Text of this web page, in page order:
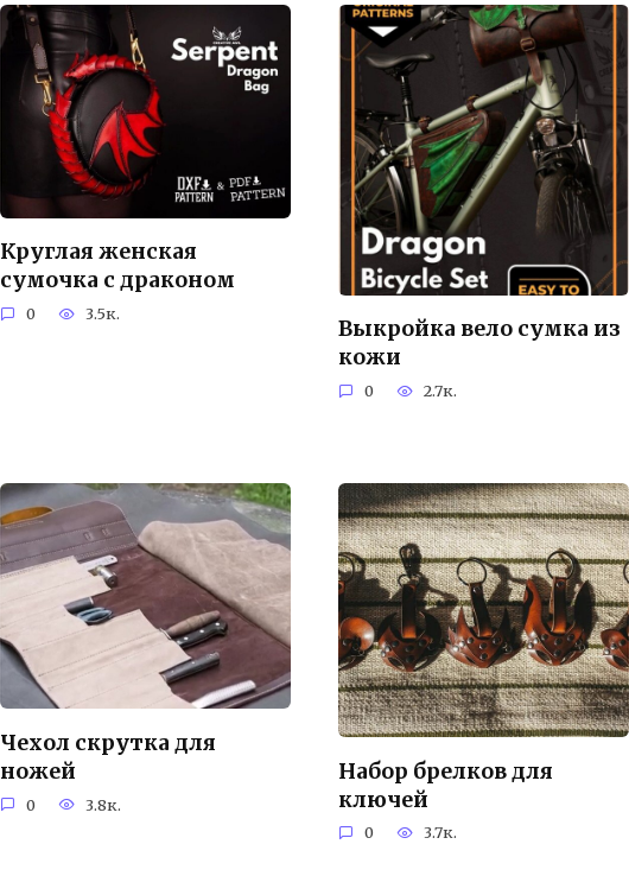
Круглая женская
сумочка с драконом
0 3.5к.
Выкройка вело сумка из
кожи
0 2.7к.
Чехол скрутка для
ножей
0 3.8к.
Набор брелков для
ключей
0 3.7к.